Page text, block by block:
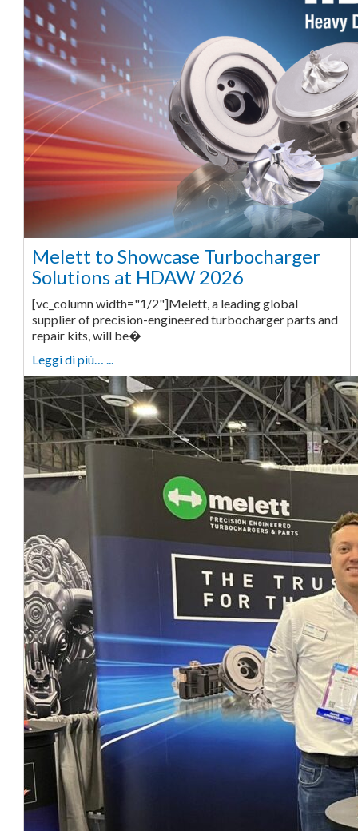
Melett to Showcase Turbocharger
Solutions at HDAW 2026
[vc_column width="1/2"]Melett, a leading global
supplier of precision-engineered turbocharger parts and
repair kits, will be�
Leggi di più… ...